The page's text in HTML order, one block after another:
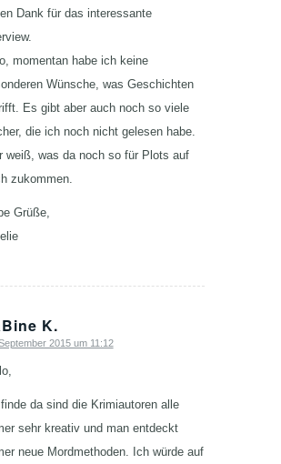
Dank für das interessante
momentan habe ich keine
Wünsche, was Geschichten
Es gibt aber auch noch so viele
die ich noch nicht gelesen habe.
weiß, was da noch so für Plots auf
zukommen.
Grüße,
K.
2015 um 11:12
da sind die Krimiautoren alle
sehr kreativ und man entdeckt
neue Mordmethoden. Ich würde auf